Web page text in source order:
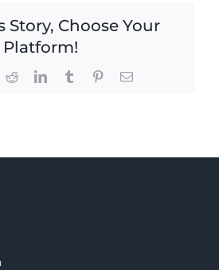
Story, Choose Your
Platform!
RedditLinkedInTumblr PinterestEmail